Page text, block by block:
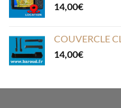
14,00€
COUVERCLE
14,00€